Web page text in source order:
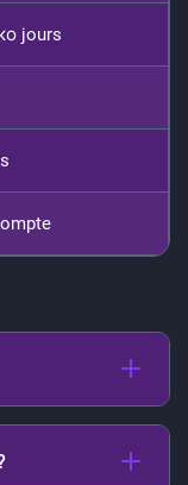
jours